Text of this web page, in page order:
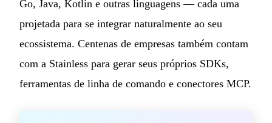
Go, Java, Kotlin e outras linguagens — cada uma
projetada para se integrar naturalmente ao seu
ecossistema. Centenas de empresas também contam
com a Stainless para gerar seus próprios SDKs,
ferramentas de linha de comando e conectores MCP.